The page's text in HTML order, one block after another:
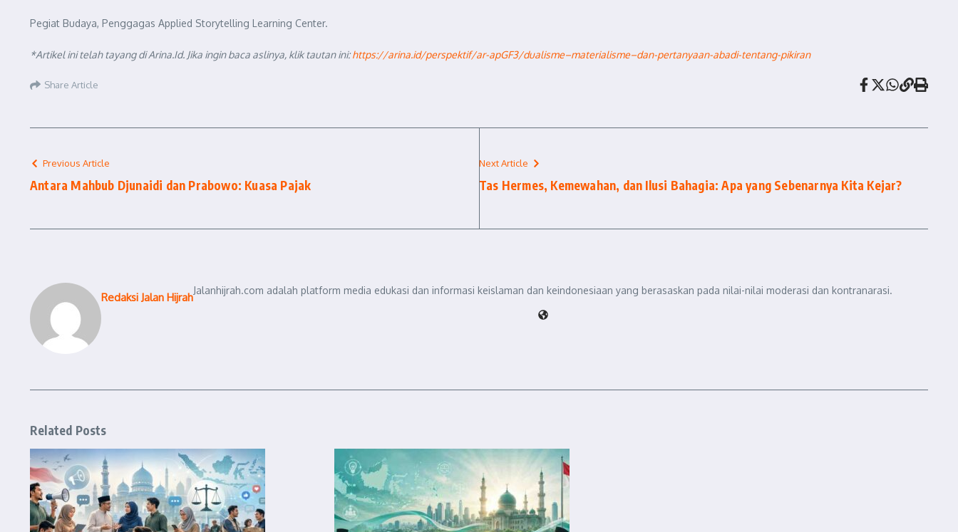
Pegiat Budaya, Penggagas Applied Storytelling Learning Center.
*Artikel ini telah tayang di Arina.Id. Jika ingin baca aslinya, klik tautan ini:https://arina.id/perspektif/ar-apGF3/dualisme–materialisme–dan-pertanyaan-abadi-tentang-pikiran
Share Article
Previous Article
Antara Mahbub Djunaidi dan Prabowo: Kuasa Pajak
Next Article
Tas Hermes, Kemewahan, dan Ilusi Bahagia: Apa yang Sebenarnya Kita Kejar?
Redaksi Jalan Hijrah
Jalanhijrah.com adalah platform media edukasi dan informasi keislaman dan keindonesiaan yang berasaskan pada nilai-nilai moderasi dan kontranarasi.
Related Posts